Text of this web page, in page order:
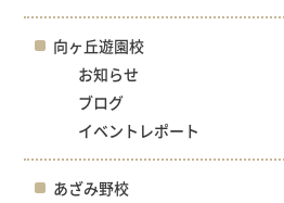
向ヶ丘遊園校
お知らせ
ブログ
イベントレポート
あざみ野校